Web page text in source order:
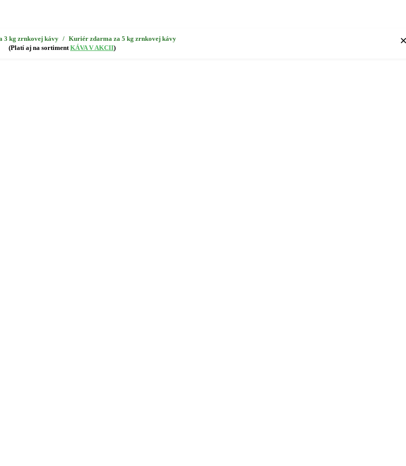
3 kg zrnkovej kávy / Kuriér zdarma za 5 kg zrnkovej kávy
(Platí aj na sortimentKÁVA V AKCII)